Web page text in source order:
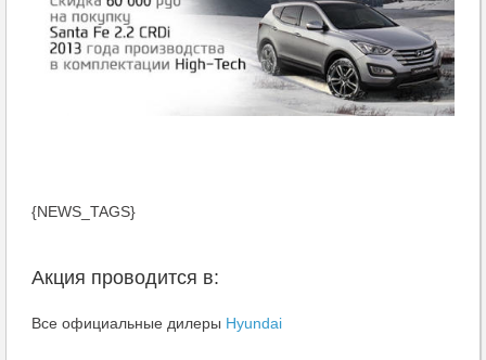
{NEWS_TAGS}
Акция проводится в:
Все официальные дилеры Hyundai